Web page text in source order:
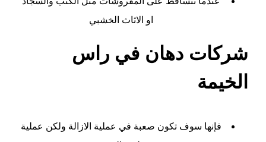
او الاثاث الخشبي
شركات دهان في راس
الخيمة
فإنها سوف تكون صعبة في عملية الازالة ولكن عملية